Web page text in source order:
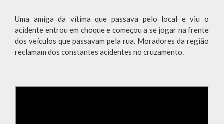
Uma amiga da vítima que passava pelo local e viu o
acidente entrou em choque e começou a se jogar na frente
dos veículos que passavam pela rua. Moradores da região
reclamam dos constantes acidentes no cruzamento.